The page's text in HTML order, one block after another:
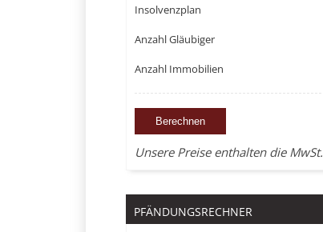
Insolvenzplan
Anzahl Gläubiger
Anzahl Immobilien
Unsere Preise enthalten die MwSt.
PFÄNDUNGSRECHNER